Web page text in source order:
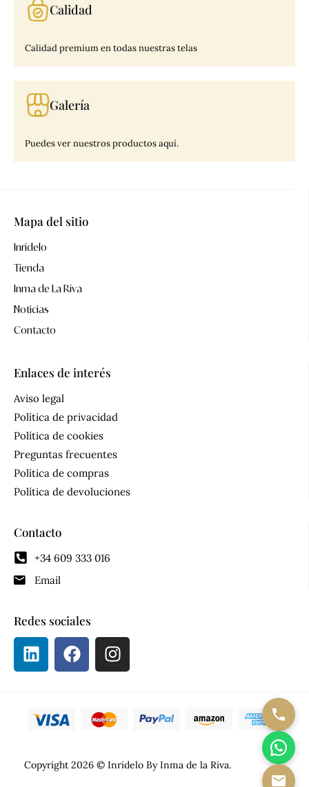
Calidad
Calidad premium en todas nuestras telas
Galería
Puedes ver nuestros productos aquí.
Mapa del sitio
Inridelo
Tienda
Inma de La Riva
Noticias
Contacto
Enlaces de interés
Aviso legal
Política de privacidad
Política de cookies
Preguntas frecuentes
Política de compras
Política de devoluciones
Contacto
+34 609 333 016
Email
Redes sociales
Copyright 2026 © Inridelo By Inma de la Riva.